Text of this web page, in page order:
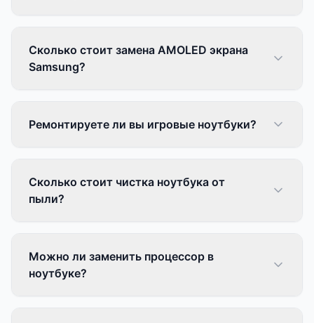
Сколько стоит замена AMOLED экрана
Samsung?
Ремонтируете ли вы игровые ноутбуки?
Сколько стоит чистка ноутбука от
пыли?
Можно ли заменить процессор в
ноутбуке?